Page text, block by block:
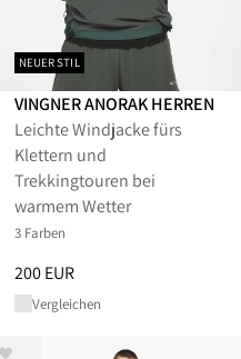
NEUER STIL
VINGNER ANORAK HERREN
Leichte Windjacke fürs
Klettern und
Trekkingtouren bei
warmem Wetter
3 Farben
Preis: 200 EUR, reduziert von
200 EUR
Vergleichen